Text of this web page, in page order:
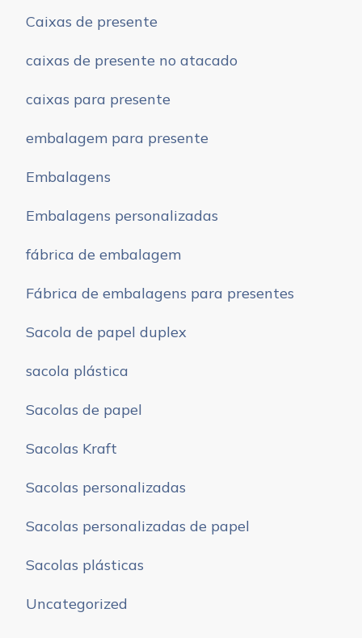
Caixas de presente
caixas de presente no atacado
caixas para presente
embalagem para presente
Embalagens
Embalagens personalizadas
fábrica de embalagem
Fábrica de embalagens para presentes
Sacola de papel duplex
sacola plástica
Sacolas de papel
Sacolas Kraft
Sacolas personalizadas
Sacolas personalizadas de papel
Sacolas plásticas
Uncategorized